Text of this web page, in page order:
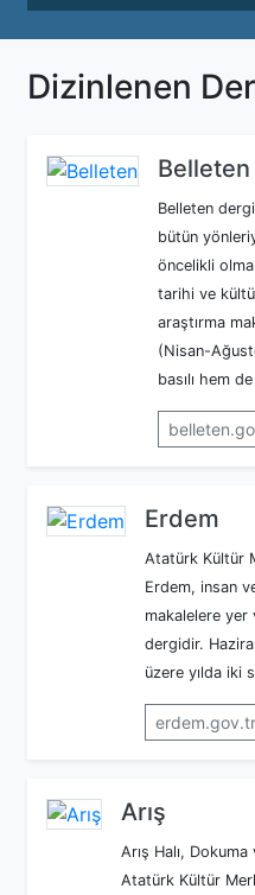
Dizinlenen
Belleten
Belleten
bütün
öncelikli
tarihi ve
araştırma
(Nisan-
basılı hem
Erdem
Atatürk Kültür
Erdem, insan
makalelere yer
dergidir.
üzere yılda iki
erdem.gov.tr
Arış
Arış Halı,
Atatürk Kültür